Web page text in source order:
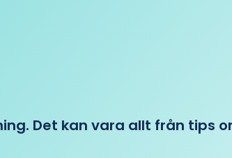
Det kan vara allt från tips